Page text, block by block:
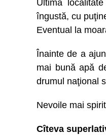
Ultima
îngustă, cu
Eventual la
Înainte de a
mai bună apă
drumul naţional
Nevoile mai
Cîteva